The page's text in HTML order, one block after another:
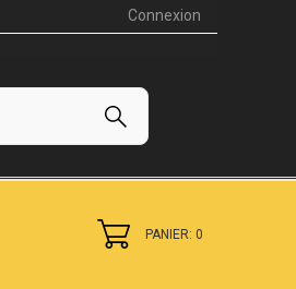
Connexion
PANIER: 0